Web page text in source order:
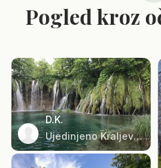
Pogled kroz
D.K.
Ujedinjeno Kraljevstvo